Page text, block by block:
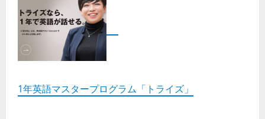
1年英語マスタープログラム「トライズ」